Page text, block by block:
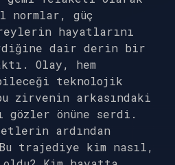
normlar, güç
hayatlarını
dair derin bir
Olay, hem
teknolojik
zirvenin arkasındaki
gözler önüne serdi.
ardından
trajediye kim nasıl,